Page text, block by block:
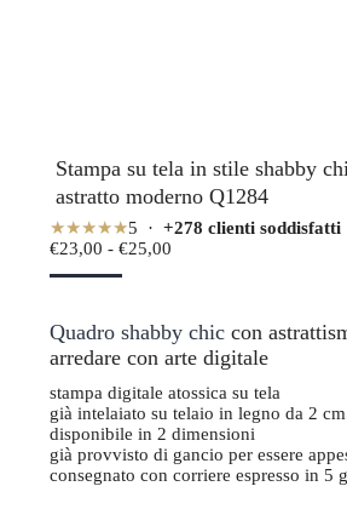
Stampa su tela in stile shabby
astratto moderno Q1284
★★★★★5 · +278 clienti soddisfatti
€23,00 - €25,00
€23,00
a
€25,00
Quadro shabby chic con
arredare con arte digitale
stampa digitale atossica su tela
già intelaiato su telaio in legno da 2
disponibile in 2 dimensioni
già provvisto di gancio per essere
consegnato con corriere espresso in 5